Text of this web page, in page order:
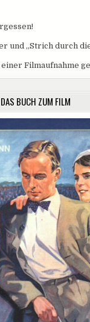
und „Strich durch
Filmaufnahme
DAS BUCH ZUM FILM